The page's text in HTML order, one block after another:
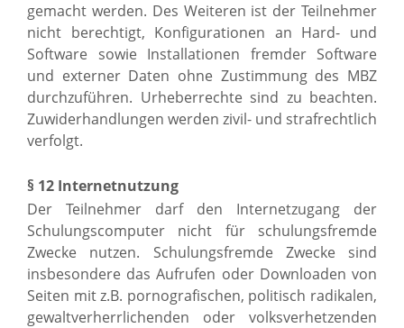
gemacht werden. Des Weiteren ist der Teilnehmer
nicht berechtigt, Konfigurationen an Hard- und
Software sowie Installationen fremder Software
und externer Daten ohne Zustimmung des MBZ
durchzuführen. Urheberrechte sind zu beachten.
Zuwiderhandlungen werden zivil- und strafrechtlich
verfolgt.
§ 12 Internetnutzung
Der Teilnehmer darf den Internetzugang der
Schulungscomputer nicht für schulungsfremde
Zwecke nutzen. Schulungsfremde Zwecke sind
insbesondere das Aufrufen oder Downloaden von
Seiten mit z.B. pornografischen, politisch radikalen,
gewaltverherrlichenden oder volksverhetzenden